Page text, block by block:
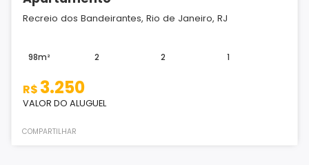
Recreio dos Bandeirantes, Rio de Janeiro, RJ
98m² 2 2 1
R$ 3.250
VALOR DO ALUGUEL
COMPARTILHAR